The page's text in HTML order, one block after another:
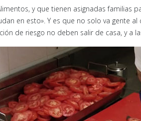
y que tienen asignadas familias
en esto». Y es que no solo va gente
de riesgo no deben salir de casa, y a